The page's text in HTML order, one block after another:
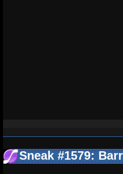
Sneak #1579: